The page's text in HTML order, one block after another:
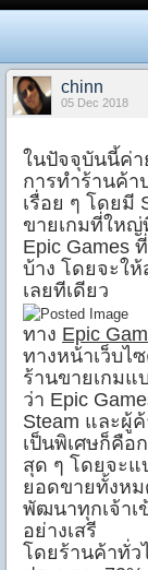
chinn
05 Dec 2018
ในปัจจุบันนี้ค่า
การทำร้านค้
เรื่อย ๆ โดยมี
ขายเกมที่ให
Epic Games
บ้าง โดยจะใ
เลยทีเดียว
ทาง Epic
ทางหน้าเว็บไ
ร้านขายเกมแ
ว่า Epic
Steam และผู้
เป็นพิเศษก็คือ
สุด ๆ โดยจะแ
ยอดขายทั้งหม
พัฒนาทุกเจ้าเ
อย่างเสรี
โดยร้านค้าทั่